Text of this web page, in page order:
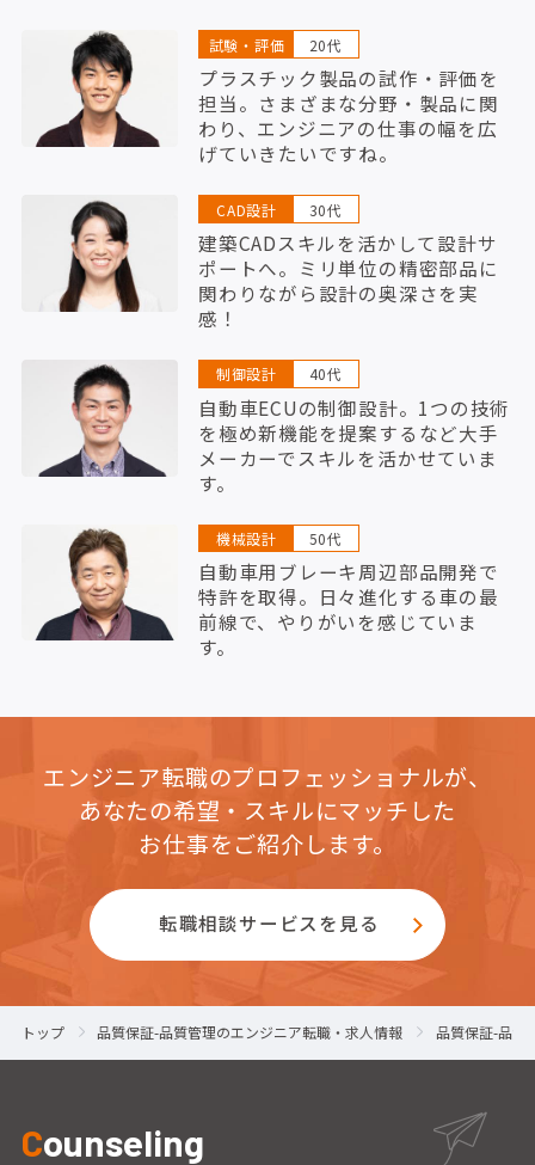
試験・評価 20代
プラスチック製品の試作・評価を
担当。さまざまな分野・製品に関
わり、エンジニアの仕事の幅を広
げていきたいですね。
CAD設計 30代
建築CADスキルを活かして設計サ
ポートへ。ミリ単位の精密部品に
関わりながら設計の奥深さを実
感！
制御設計 40代
自動車ECUの制御設計。1つの技術
を極め新機能を提案するなど大手
メーカーでスキルを活かせていま
す。
機械設計 50代
自動車用ブレーキ周辺部品開発で
特許を取得。日々進化する車の最
前線で、やりがいを感じていま
す。
エンジニア転職のプロフェッショナルが、
あなたの希望・スキルにマッチした
お仕事をご紹介します。
転職相談サービスを見る
トップ 品質保証-品質管理のエンジニア転職・求人情報 品質保証-品質
Counseling